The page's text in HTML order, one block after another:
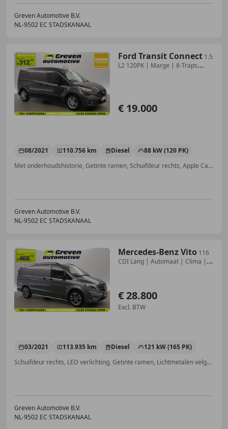
Greven Automotive B.V.
NL-9502 EC STADSKANAAL
Ford Transit Connect 1.5
L2 120PK | Marge | 8-Traps
€ 19.000
08/2021 110.756 km Diesel
88 kW (120 PK)
Met onderhoudshistorie, Getinte ramen, Schuifdeur rechts, Apple CarPlay, Lichtmetalen velgen, Parkeerhulp met camera, LED verlichting, Navigatiesysteem
Greven Automotive B.V.
NL-9502 EC STADSKANAAL
Mercedes-Benz Vito 116
CDI Lang | Automaat | Clima |
€ 28.800
Excl. BTW
03/2021 113.935 km Diesel
121 kW (165 PK)
Schuifdeur rechts, LED verlichting, Getinte ramen, Lichtmetalen velgen, Parkeerhulp met camera, Trekhaak, Met onderhoudshistorie, Apple CarPlay
Greven Automotive B.V.
NL-9502 EC STADSKANAAL